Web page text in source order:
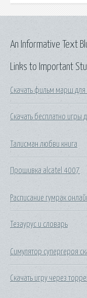
Links to Important
Скачать фильм марш
Скачать бесплатно
Талисман любви книга
Прошивка alcatel 4007
Расписание гумрак
Тезаурус и словарь
Симулятор супергероя
Скачать игру через
An Informative Text